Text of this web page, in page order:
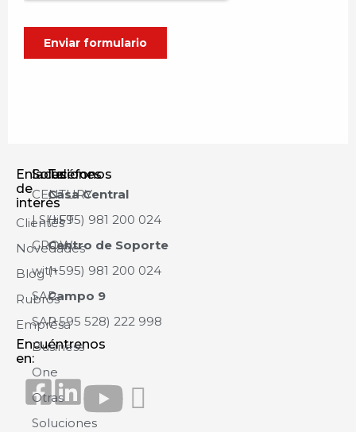
Enlaces
de
interés
Clientes
Novedades
Blog
Rubros
Empresa
Encuéntrenos
en:
Soluciones
CENTURY
| SHiFT
GROW
with
SAP
SAP
Business
One
Otras
Soluciones
Teléfonos
Casa Central
(+595) 981 200 024
Centro de Soporte
(+595) 981 200 024
Campo 9
(+595 528) 222 998